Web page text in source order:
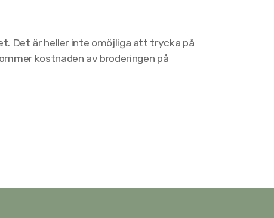
Det är heller inte omöjliga att trycka på
kostnaden av broderingen på